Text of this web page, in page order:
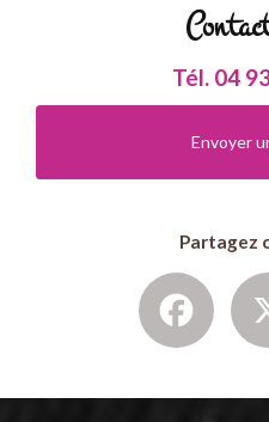
Tél. 04
Envoyer
Partagez